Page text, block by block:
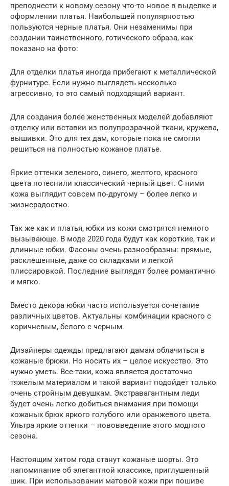
преподнести к новому сезону что-то новое в выделке и
оформлении платья. Наибольшей популярностью
пользуются черные платья. Они незаменимы при
создании таинственного, готического образа, как
показано на фото:
Для отделки платья иногда прибегают к металлической
фурнитуре. Если нужно выглядеть несколько
агрессивно, то это самый подходящий вариант.
Для создания более женственных моделей добавляют
отделку или вставки из полупрозрачной ткани, кружева,
вышивки. Это для тех дам, которые пока не смогли
решиться на полностью кожаное платье.
Яркие оттенки зеленого, синего, желтого, красного
цвета потеснили классический черный цвет. С ними
кожа выглядит совсем по-другому – более легко и
жизнерадостно.
Так же как и платья, юбки из кожи смотрятся немного
вызывающе. В моде 2020 года будут как короткие, так и
длинные юбки. Фасоны очень разнообразны: прямые,
расклешенные, даже со складками и легкой
плиссировкой. Последние выглядят более романтично
и мягко.
Вместо декора юбки часто используется сочетание
различных цветов. Актуальны комбинации красного с
коричневым, белого с черным.
Дизайнеры одежды предлагают дамам облачиться в
кожаные брюки. Но носить их – целое искусство. Это
нужно уметь. Все-таки, кожа является достаточно
тяжелым материалом и такой вариант подойдет только
очень стройным девушкам. Экстравагантным леди
будет очень легко добиться внимания при помощи
кожаных брюк яркого голубого или оранжевого цвета.
Ультра яркие оттенки – нововведение этого модного
сезона.
Настоящим хитом года станут кожаные шорты. Это
напоминание об элегантной классике, приглушенный
шик. При использовании матовой кожи при пошиве